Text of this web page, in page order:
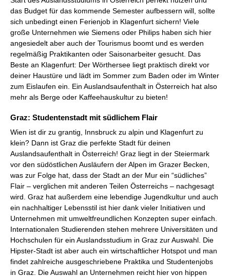
das Budget für das kommende Semester aufbessern will, sollte
sich unbedingt einen Ferienjob in Klagenfurt sichern! Viele
große Unternehmen wie Siemens oder Philips haben sich hier
angesiedelt aber auch der Tourismus boomt und es werden
regelmäßig Praktikanten oder Saisonarbeiter gesucht. Das
Beste an Klagenfurt: Der Wörthersee liegt praktisch direkt vor
deiner Haustüre und lädt im Sommer zum Baden oder im Winter
zum Eislaufen ein. Ein Auslandsaufenthalt in Österreich hat also
mehr als Berge oder Kaffeehauskultur zu bieten!
Graz: Studentenstadt mit südlichem Flair
Wien ist dir zu grantig, Innsbruck zu alpin und Klagenfurt zu
klein? Dann ist Graz die perfekte Stadt für deinen
Auslandsaufenthalt in Österreich! Graz liegt in der Steiermark
vor den südöstlichen Ausläufern der Alpen im Grazer Becken,
was zur Folge hat, dass der Stadt an der Mur ein “südliches”
Flair – verglichen mit anderen Teilen Österreichs – nachgesagt
wird. Graz hat außerdem eine lebendige Jugendkultur und auch
ein nachhaltiger Lebensstil ist hier dank vieler Initiativen und
Unternehmen mit umweltfreundlichen Konzepten super einfach.
Internationalen Studierenden stehen mehrere Universitäten und
Hochschulen für ein Auslandsstudium in Graz zur Auswahl. Die
Hipster-Stadt ist aber auch ein wirtschaftlicher Hotspot und man
findet zahlreiche ausgeschriebene Praktika und Studentenjobs
in Graz. Die Auswahl an Unternehmen reicht hier von hippen